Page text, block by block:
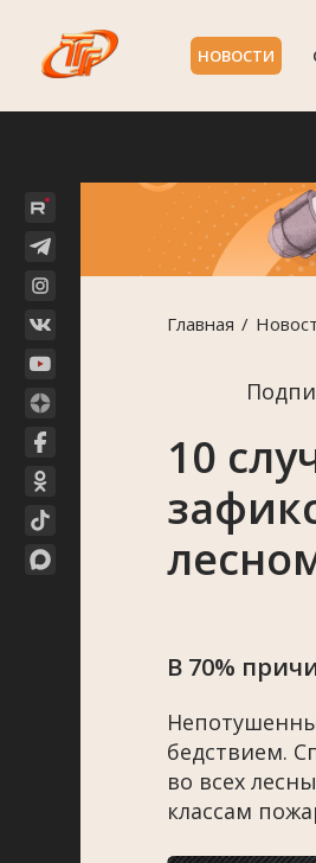
НОВОСТИ
Главная
10
В 70%
бедствием.
во всех
классам